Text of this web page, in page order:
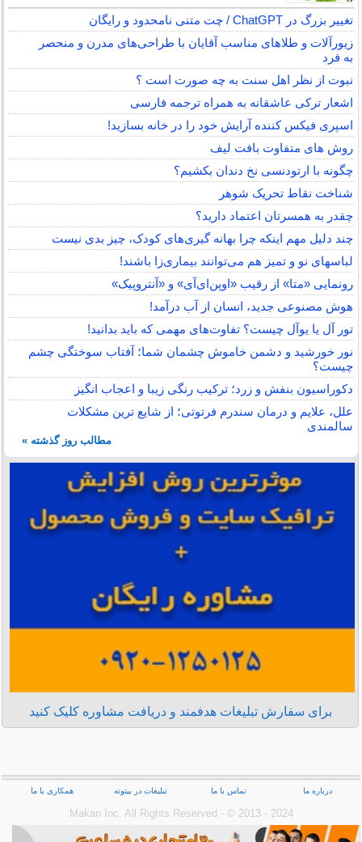
تغییر بزرگ در ChatGPT / چت متنی نامحدود و رایگان
زیورآلات و طلاهای مناسب آقایان با طراحی‌های مدرن و منحصر
به فرد
نبوت از نظر اهل سنت به چه صورت است ؟
اشعار ترکی عاشقانه به همراه ترجمه فارسی
اسپری فیکس کننده آرایش خود را در خانه بسازید!
روش های متفاوت بافت لیف
چگونه با ارتودنسی نخ دندان بکشیم؟
شناخت نقاط تحریک شوهر
چقدر به همسرتان اعتماد دارید؟
چند دلیل مهم اینکه چرا بهانه گیری‌های کودک، چیز بدی نیست
لباس‎های نو و تمیز هم می‌توانند بیماری‌زا باشند!
رونمایی «متا» از رقیب «اوپن‌ای‌آی» و «آنتروپیک»
هوش مصنوعی جدید، انسان از آب درآمد!
تور آل یا یوآل چیست؟ تفاوت‌های مهمی که باید بدانید!
نور خورشید و دشمن خاموش چشمان شما؛ آفتاب سوختگی چشم
چیست؟
دکوراسیون بنفش و زرد؛ ترکیب رنگی زیبا و اعجاب انگیز
علل، علایم و درمان سندرم فرتوتی؛ از شایع ترین مشکلات
سالمندی
مطالب روز گذشته »
برای سفارش تبلیغات هدفمند و دریافت مشاوره کلیک کنید
درباره ما تماس با ما تبلیغات در بیتوته همکاری با ما
Makan Inc.‎ All Rights Reserved - © 2013 - 2024